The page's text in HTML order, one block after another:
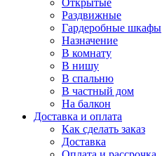
Открытые
Раздвижные
Гардеробные шкафы
Назначение
В комнату
В нишу
В спальню
В частный дом
На балкон
Доставка и оплата
Как сделать заказ
Доставка